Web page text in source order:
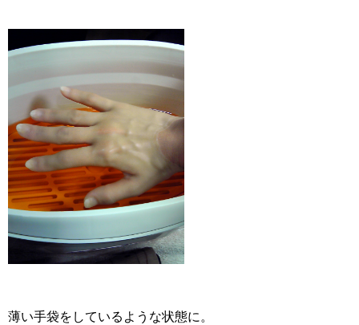
薄い手袋をしているような状態に。